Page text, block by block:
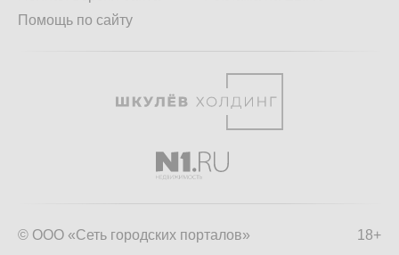
Помощь по сайту
18+
© ООО «Сеть городских порталов»